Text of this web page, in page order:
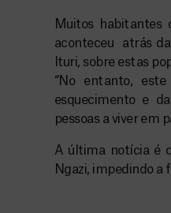
Muitos habitantes
aconteceu atrás
Ituri, sobre estas
“No entanto,
esquecimento e
pessoas a viver em
A última notícia é
Ngazi, impedindo a